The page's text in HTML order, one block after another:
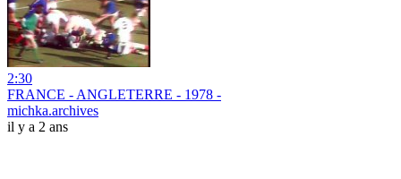
2:30
FRANCE - ANGLETERRE - 1978 -
michka.archives
il y a 2 ans